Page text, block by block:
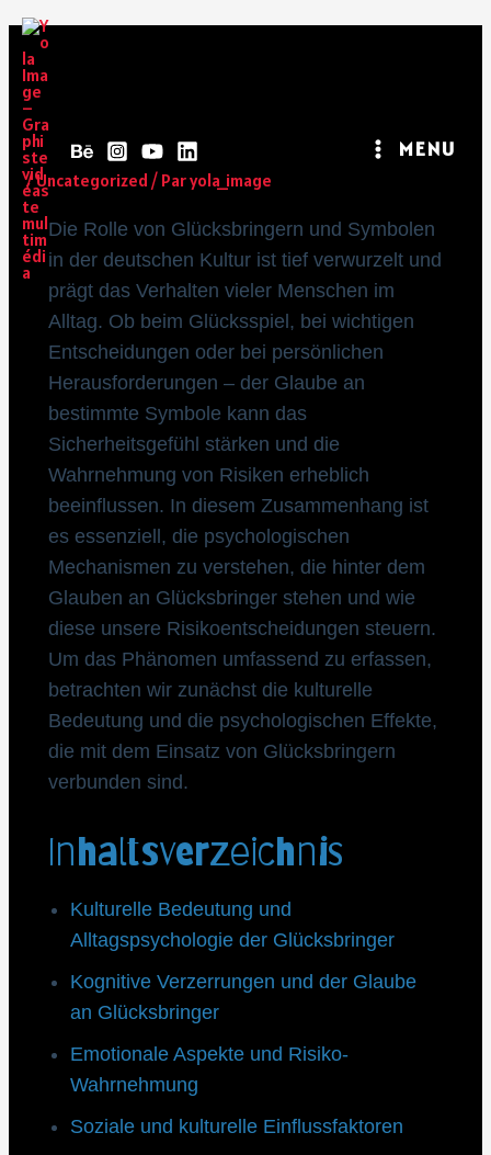
MENU
Die Psychologie Des
Glücksbringers: Einfluss Auf
Risikoentscheidungen
/Uncategorized / Paryola_image
Die Rolle von Glücksbringern und Symbolen
in der deutschen Kultur ist tief verwurzelt und
prägt das Verhalten vieler Menschen im
Alltag. Ob beim Glücksspiel, bei wichtigen
Entscheidungen oder bei persönlichen
Herausforderungen – der Glaube an
bestimmte Symbole kann das
Sicherheitsgefühl stärken und die
Wahrnehmung von Risiken erheblich
beeinflussen. In diesem Zusammenhang ist
es essenziell, die psychologischen
Mechanismen zu verstehen, die hinter dem
Glauben an Glücksbringer stehen und wie
diese unsere Risikoentscheidungen steuern.
Um das Phänomen umfassend zu erfassen,
betrachten wir zunächst die kulturelle
Bedeutung und die psychologischen Effekte,
die mit dem Einsatz von Glücksbringern
verbunden sind.
Inhaltsverzeichnis
Kulturelle Bedeutung und
Alltagspsychologie der Glücksbringer
Kognitive Verzerrungen und der Glaube
an Glücksbringer
Emotionale Aspekte und Risiko-
Wahrnehmung
Soziale und kulturelle Einflussfaktoren